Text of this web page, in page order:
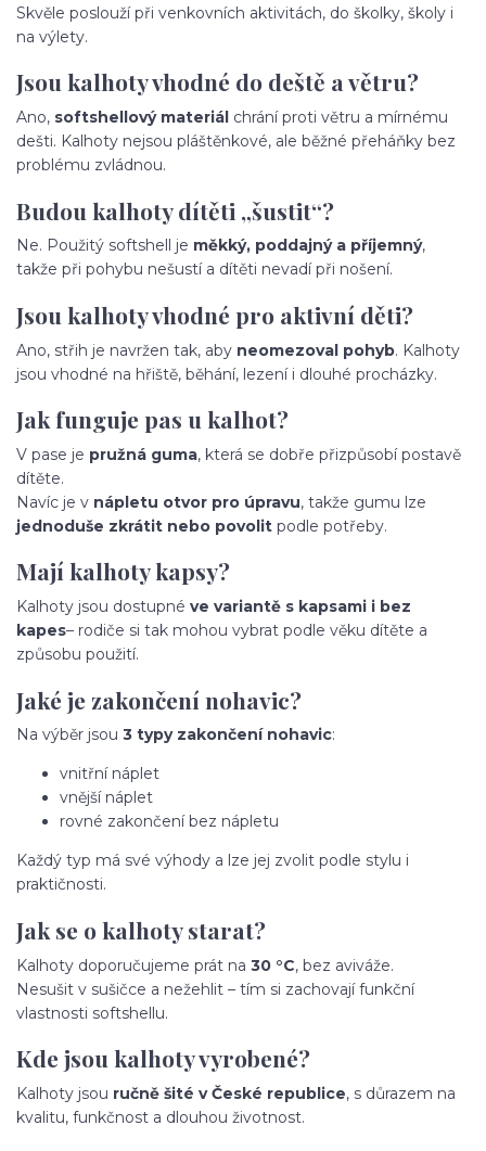
Skvěle poslouží při venkovních aktivitách, do školky, školy i
na výlety.
Jsou kalhoty vhodné do deště a větru?
Ano, softshellový materiál chrání proti větru a mírnému
dešti. Kalhoty nejsou pláštěnkové, ale běžné přeháňky bez
problému zvládnou.
Budou kalhoty dítěti „šustit“?
Ne. Použitý softshell je měkký, poddajný a příjemný,
takže při pohybu nešustí a dítěti nevadí při nošení.
Jsou kalhoty vhodné pro aktivní děti?
Ano, střih je navržen tak, aby neomezoval pohyb. Kalhoty
jsou vhodné na hřiště, běhání, lezení i dlouhé procházky.
Jak funguje pas u kalhot?
V pase je pružná guma, která se dobře přizpůsobí postavě
dítěte.
Navíc je v nápletu otvor pro úpravu, takže gumu lze
jednoduše zkrátit nebo povolit podle potřeby.
Mají kalhoty kapsy?
Kalhoty jsou dostupné ve variantě s kapsami i bez
kapes– rodiče si tak mohou vybrat podle věku dítěte a
způsobu použití.
Jaké je zakončení nohavic?
Na výběr jsou 3 typy zakončení nohavic:
vnitřní náplet
vnější náplet
rovné zakončení bez nápletu
Každý typ má své výhody a lze jej zvolit podle stylu i
praktičnosti.
Jak se o kalhoty starat?
Kalhoty doporučujeme prát na 30 °C, bez aviváže.
Nesušit v sušičce a nežehlit – tím si zachovají funkční
vlastnosti softshellu.
Kde jsou kalhoty vyrobené?
Kalhoty jsou ručně šité v České republice, s důrazem na
kvalitu, funkčnost a dlouhou životnost.